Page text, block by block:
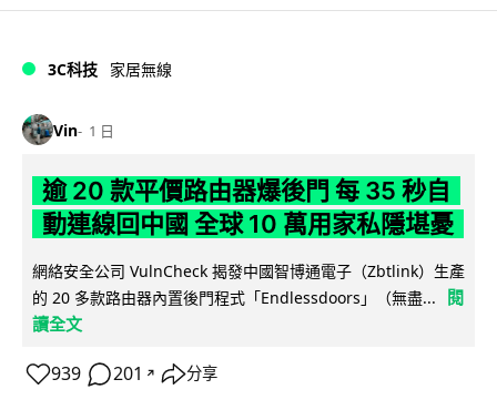
3C科技 家居無線
Vin 1 日
逾 20 款平價路由器爆後門 每 35 秒自
動連線回中國 全球 10 萬用家私隱堪憂
網絡安全公司 VulnCheck 揭發中國智博通電子（Zbtlink）生產
的 20 多款路由器內置後門程式「Endlessdoors」（無盡...
閱
讀全文
939 201 ↗ 分享